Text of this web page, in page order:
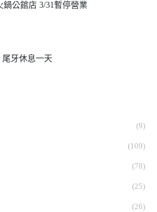
鍋公館店 3/31暫停營業
尾牙休息一天
(9)
(109)
(78)
(25)
(26)